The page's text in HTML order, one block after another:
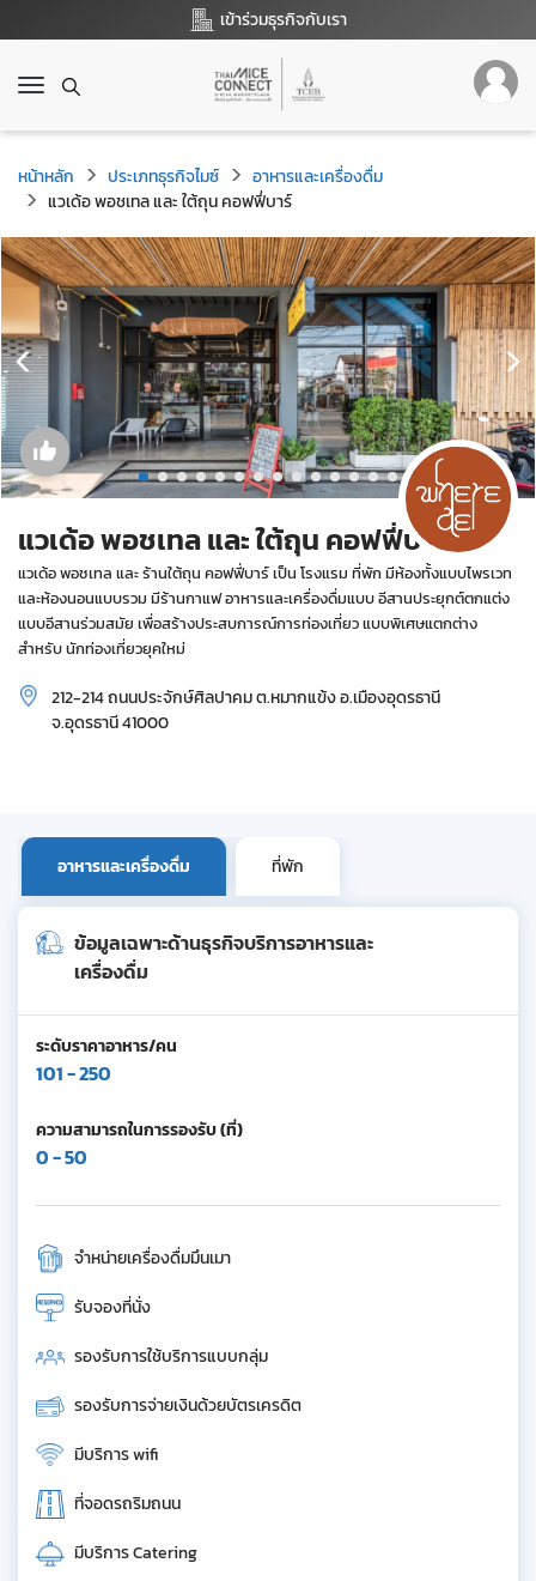
เข้าร่วมธุรกิจกับเรา
T
g
g
l
e
n
a
v
i
g
a
t
n
หน้าหลัก ประเภทธุรกิจไมซ์
อาหารและเครื่องดื่ม
แวเด้อ พอชเทล และ ใต้ถุน คอฟฟี่บาร์
แวเด้อ พอชเทล และ ใต้ถุน คอฟฟี่บาร์
แวเด้อ พอชเทล และ ร้านใต้ถุน คอฟฟี่บาร์ เป็น โรงแรม ที่พัก มีห้องทั้งแบบไพรเวท
และห้องนอนแบบรวม มีร้านกาแฟ อาหารและเครื่องดื่มแบบ อีสานประยุกต์ตกแต่ง
แบบอีสานร่วมสมัย เพื่อสร้างประสบการณ์การท่องเที่ยว แบบพิเศษแตกต่าง
สำหรับ นักท่องเที่ยวยุคใหม่
212-214 ถนนประจักษ์ศิลปาคม ต.หมากแข้ง อ.เมืองอุดรธานี
จ.อุดรธานี 41000
อาหารและเครื่องดื่ม ที่พัก
ข้อมูลเฉพาะด้านธุรกิจบริการอาหารและ
เครื่องดื่ม
ระดับราคาอาหาร/คน
101 - 250
ความสามารถในการรองรับ (ที่)
0 - 50
จำหน่ายเครื่องดื่มมึนเมา
รับจองที่นั่ง
รองรับการใช้บริการแบบกลุ่ม
รองรับการจ่ายเงินด้วยบัตรเครดิต
มีบริการ wifi
ที่จอดรถริมถนน
มีบริการ Catering